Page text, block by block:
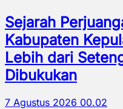
Sejarah
Kabupaten
Lebih dari
Dibukukan
7 Agustus 2026 00.02